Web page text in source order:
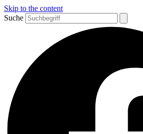
Skip to the content
Suche